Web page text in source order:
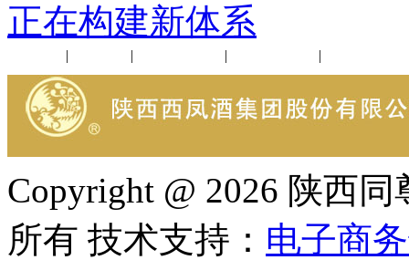
正在构建新体系
| | | |
Copyright @ 2026 陕西
所有 技术支持： 电子商